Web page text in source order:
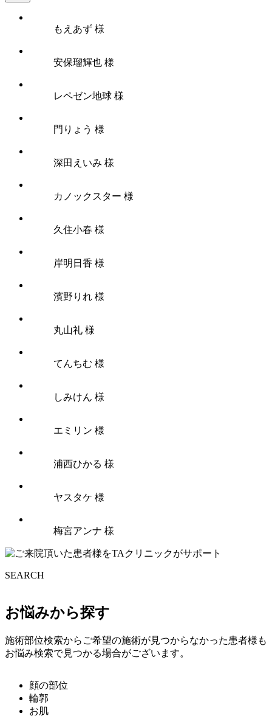
もえあず 様
安保瑠輝也 様
レペゼン地球 様
門りょう 様
深田えいみ 様
カノックスター 様
久住小春 様
岸明日香 様
濱野りれ 様
丸山礼 様
てんちむ 様
しみけん 様
エミリン 様
浦西ひかる 様
ヤスタケ 様
梅宮アンナ 様
SEARCH
お悩みから探す
施術部位検索からご希望の施術が見つからなかった患者様も
お悩み検索で見つかる場合がございます。
顔の部位
輪郭
お肌